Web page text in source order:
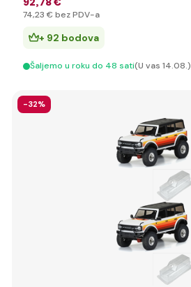
74,23 € bez PDV-a
+ 92 bodova
Šaljemo u roku do 48 sati(U vas 14.08.)
-32%